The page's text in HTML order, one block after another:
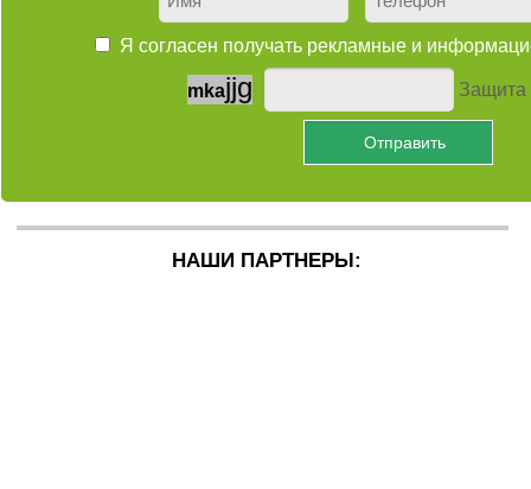
Я согласен получать рекламные и
mkajjg Защита
НАШИ ПАРТНЕРЫ: